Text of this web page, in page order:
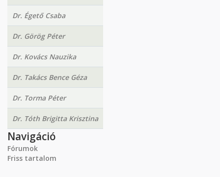
Dr. Égető Csaba
Dr. Görög Péter
Dr. Kovács Nauzika
Dr. Takács Bence Géza
Dr. Torma Péter
Dr. Tóth Brigitta Krisztina
Navigáció
Fórumok
Friss tartalom